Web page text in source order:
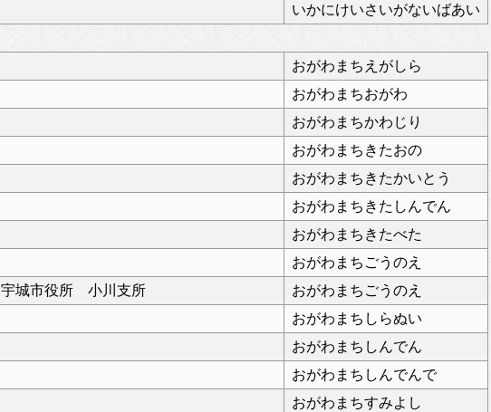
いかにけいさいがないばあい
おがわまちえがしら
おがわまちおがわ
おがわまちかわじり
おがわまちきたおの
おがわまちきたかいとう
おがわまちきたしんでん
おがわまちきたべた
おがわまちごうのえ
宇城市役所 小川支所
おがわまちごうのえ
おがわまちしらぬい
おがわまちしんでん
おがわまちしんでんで
おがわまちすみよし